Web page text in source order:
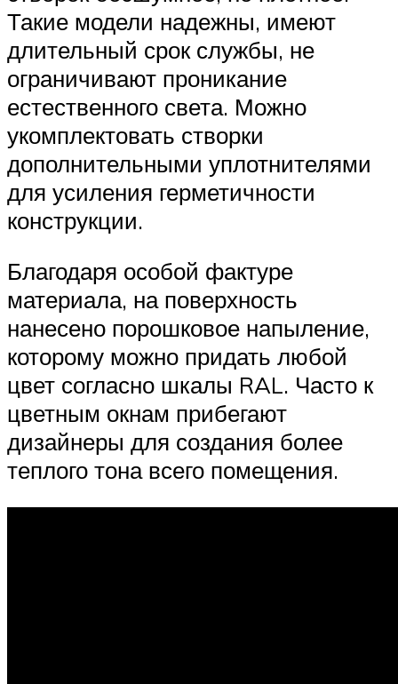
Такие модели надежны, имеют
длительный срок службы, не
ограничивают проникание
естественного света. Можно
укомплектовать створки
дополнительными уплотнителями
для усиления герметичности
конструкции.
Благодаря особой фактуре
материала, на поверхность
нанесено порошковое напыление,
которому можно придать любой
цвет согласно шкалы RAL. Часто к
цветным окнам прибегают
дизайнеры для создания более
теплого тона всего помещения.